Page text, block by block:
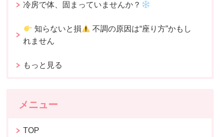
冷房で体、固まっていませんか？
知らないと損
不調の原因は“座り方”かもし
れません
もっと見る
メニュー
TOP